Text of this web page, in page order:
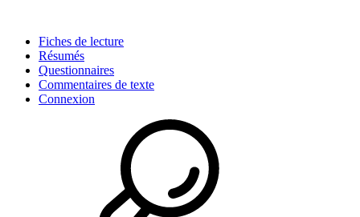
Fiches de lecture
Résumés
Questionnaires
Commentaires de texte
Connexion